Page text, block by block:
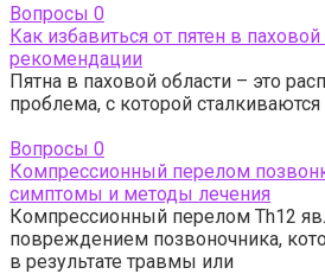
Вопросы 0
Как избавиться от пятен в
рекомендации
Пятна в паховой области – это
проблема, с которой
Вопросы 0
Компрессионный перелом
симптомы и методы лечения
Компрессионный перелом Th12
повреждением позвоночника,
в результате травмы или